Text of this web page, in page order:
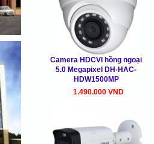
Camera HDCVI hồng ngoại
5.0 Megapixel DH-HAC-
HDW1500MP
1.490.000 VND